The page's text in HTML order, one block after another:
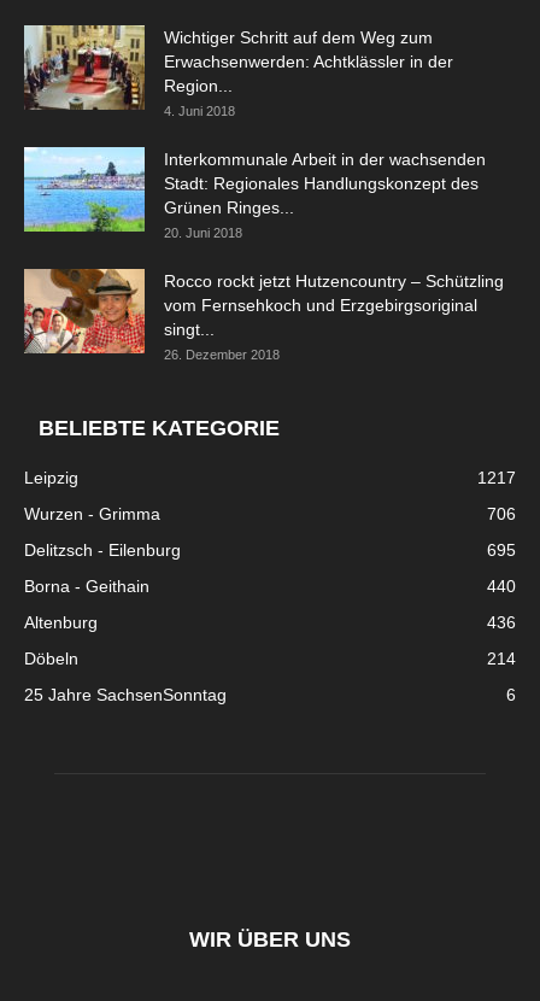
Wichtiger Schritt auf dem Weg zum
Erwachsenwerden: Achtklässler in der
Region...
4. Juni 2018
Interkommunale Arbeit in der wachsenden
Stadt: Regionales Handlungskonzept des
Grünen Ringes...
20. Juni 2018
Rocco rockt jetzt Hutzencountry – Schützling
vom Fernsehkoch und Erzgebirgsoriginal
singt...
26. Dezember 2018
BELIEBTE KATEGORIE
Leipzig
1217
Wurzen - Grimma
706
Delitzsch - Eilenburg
695
Borna - Geithain
440
Altenburg
436
Döbeln
214
25 Jahre SachsenSonntag
6
WIR ÜBER UNS